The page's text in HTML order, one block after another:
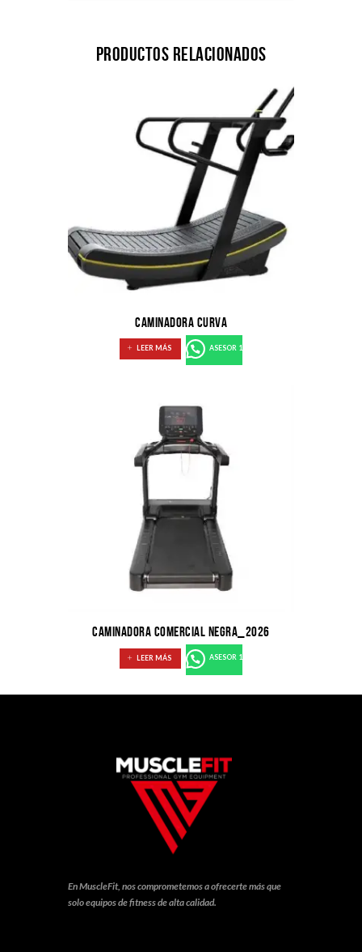
Productos relacionados
CAMINADORA CURVA
LEER MÁS ASESOR 1
CAMINADORA COMERCIAL NEGRA_2026
LEER MÁS ASESOR 1
En MuscleFit, nos comprometemos a ofrecerte más que
solo equipos de fitness de alta calidad.